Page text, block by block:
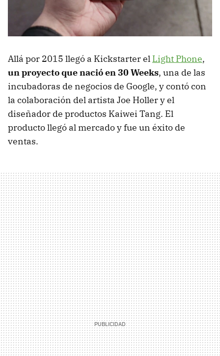
Allá por 2015 llegó a Kickstarter el Light Phone,
un proyecto que nació en 30 Weeks, una de las
incubadoras de negocios de Google, y contó con
la colaboración del artista Joe Holler y el
diseñador de productos Kaiwei Tang. El
producto llegó al mercado y fue un éxito de
ventas.